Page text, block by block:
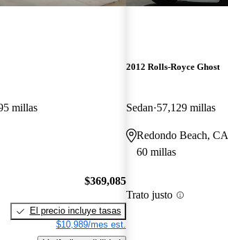
millas
$369,085
El precio incluye tasas
$10,989/mes est.
2012 Rolls-Royce Ghost
Sedan 57,129 millas
Redondo Beach, CA
60 millas
Trato justo